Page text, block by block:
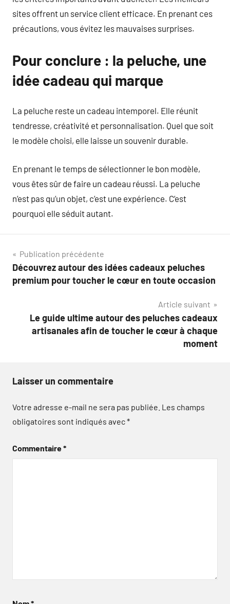
sites offrent un service client efficace. En prenant ces
précautions, vous évitez les mauvaises surprises.
Pour conclure : la peluche, une
idée cadeau qui marque
La peluche reste un cadeau intemporel. Elle réunit
tendresse, créativité et personnalisation. Quel que soit
le modèle choisi, elle laisse un souvenir durable.
En prenant le temps de sélectionner le bon modèle,
vous êtes sûr de faire un cadeau réussi. La peluche
n’est pas qu’un objet, c’est une expérience. C’est
pourquoi elle séduit autant.
Navigation
de
Publication précédente
Découvrez autour des idées cadeaux peluches
premium pour toucher le cœur en toute occasion
Article suivant
Le guide ultime autour des peluches cadeaux
artisanales afin de toucher le cœur à chaque
moment
Laisser un commentaire
Votre adresse e-mail ne sera pas publiée. Les champs
obligatoires sont indiqués avec*
Commentaire*